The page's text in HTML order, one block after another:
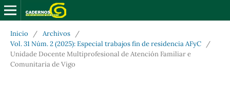
Inicio / Archivos
/
Vol. 31 Núm. 2 (2025): Especial trabajos fin de residencia AFyC
/
Unidade Docente Multiprofesional de Atención Familiar e
Comunitaria de Vigo